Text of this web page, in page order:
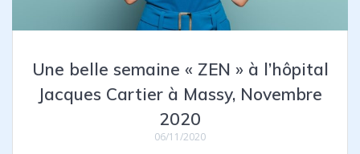
Une belle semaine « ZEN » à l’hôpital
Jacques Cartier à Massy, Novembre
2020
06/11/2020